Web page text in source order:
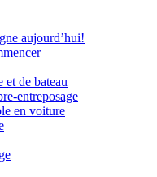
aujourd’hui!
de bateau
entreposage
en voiture